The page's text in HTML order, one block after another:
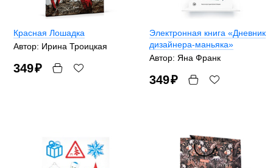
Красная Лошадка
Автор: Ирина Троицкая
349₽
Электронная книга «Дневник
дизайнера-маньяка»
Автор: Яна Франк
349₽